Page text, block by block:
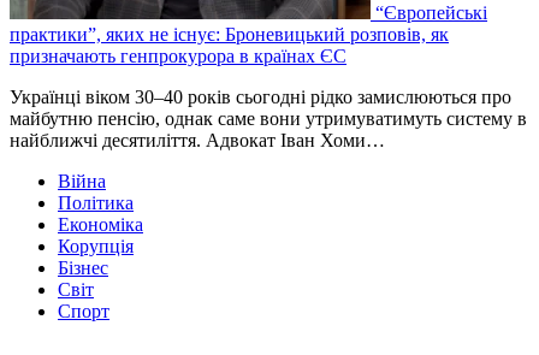
“Європейські
практики”, яких не існує: Броневицький розповів, як
призначають генпрокурора в країнах ЄС
Українці віком 30–40 років сьогодні рідко замислюються про
майбутню пенсію, однак саме вони утримуватимуть систему в
найближчі десятиліття. Адвокат Іван Хоми…
Війна
Політика
Економіка
Корупція
Бізнес
Світ
Спорт